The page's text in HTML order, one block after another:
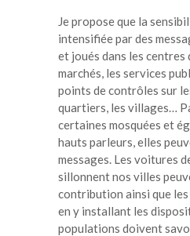
Je propose que la
intensifiée par des
et joués dans les centres
marchés, les services
points de contrôles sur
quartiers, les villages…
certaines mosquées et
hauts parleurs, elles
messages. Les voitures
sillonnent nos villes
contribution ainsi que
en y installant les
populations doivent